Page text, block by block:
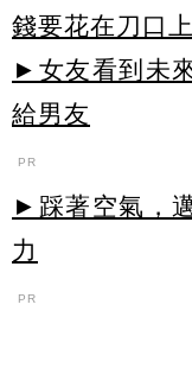
錢要花在刀口上
►女友看到未
給男友
PR
►踩著空氣，
力
PR